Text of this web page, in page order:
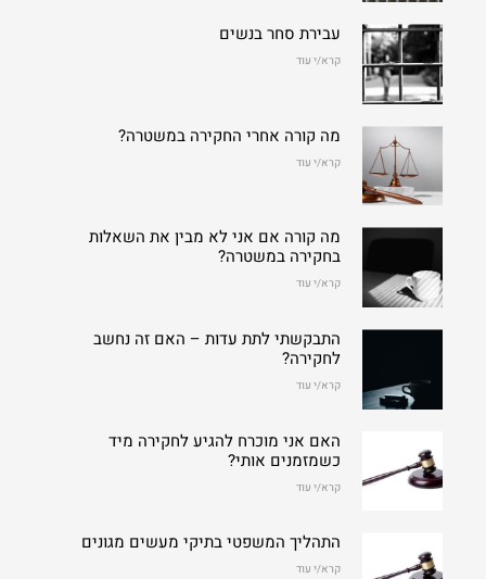
עבירת סחר בנשים
קרא/י עוד
מה קורה אחרי החקירה במשטרה?
קרא/י עוד
מה קורה אם אני לא מבין את השאלות
בחקירה במשטרה?
קרא/י עוד
התבקשתי לתת עדות – האם זה נחשב
לחקירה?
קרא/י עוד
האם אני מוכרח להגיע לחקירה מיד
כשמזמנים אותי?
קרא/י עוד
התהליך המשפטי בתיקי מעשים מגונים
קרא/י עוד